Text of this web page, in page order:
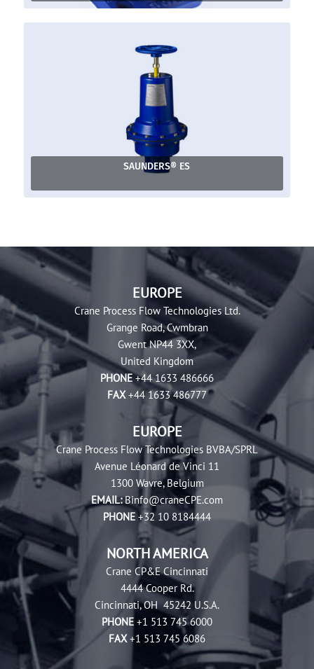
SAUNDERS® ES
EUROPE
Crane Process Flow Technologies Ltd.
Grange Road, Cwmbran
Gwent NP44 3XX,
United Kingdom
PHONE+44 1633 486666
FAX+44 1633 486777
EUROPE
Crane Process Flow Technologies BVBA/SPRL
Avenue Léonard de Vinci 11
1300 Wavre, Belgium
EMAIL:Binfo@craneCPE.com
PHONE+32 10 8184444
NORTH AMERICA
Crane CP&E Cincinnati
4444 Cooper Rd.
Cincinnati, OH 45242 U.S.A.
PHONE +1 513 745 6000
FAX+1 513 745 6086